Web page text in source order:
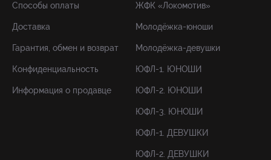
Способы оплаты
Доставка
Гарантия, обмен и возврат
Конфиденциальность
Информация о продавце
ЖФК «Локомотив»
Молодёжка-юноши
Молодёжка-девушки
ЮФЛ-1. ЮНОШИ
ЮФЛ-2. ЮНОШИ
ЮФЛ-3. ЮНОШИ
ЮФЛ-1. ДЕВУШКИ
ЮФЛ-2. ДЕВУШКИ